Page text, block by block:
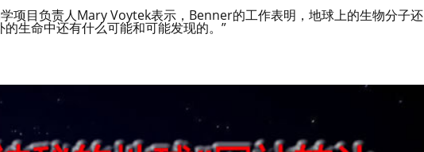
项目负责人Mary Voytek表示，Benner的工作表明，地球上的生物分子还
生命中还有什么可能和可能发现的。”